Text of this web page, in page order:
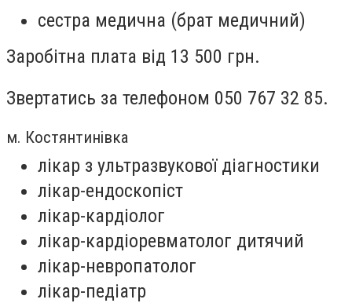
сестра медична (брат медичний)
Заробітна плата від 13 500 грн.
Звертатись за телефоном 050 767 32 85.
м. Костянтинівка
лікар з ультразвукової діагностики
лікар-ендоскопіст
лікар-кардіолог
лікар-кардіоревматолог дитячий
лікар-невропатолог
лікар-педіатр